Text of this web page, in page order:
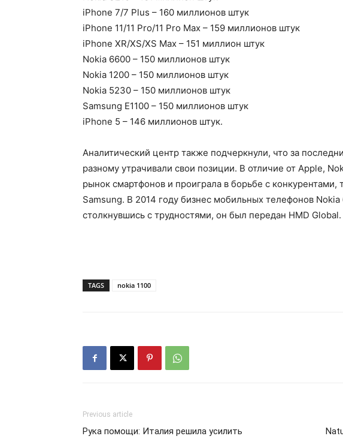
iPhone 7/7 Plus – 160 миллионов штук
iPhone 11/11 Pro/11 Pro Max – 159 миллионов штук
iPhone XR/XS/XS Max – 151 миллион штук
Nokia 6600 – 150 миллионов штук
Nokia 1200 – 150 миллионов штук
Nokia 5230 – 150 миллионов штук
Samsung E1100 – 150 миллионов штук
iPhone 5 – 146 миллионов штук.
Аналитический центр также подчеркнули, что за
разному утрачивали свои позиции. В отличие от Apple,
рынок смартфонов и проиграла в борьбе с конкурентами,
Samsung. В 2014 году бизнес мобильных телефонов
столкнувшись с трудностями, он был передан HMD Global.
TAGS nokia 1100
Previous article
Рука помощи: Италия решила усилить